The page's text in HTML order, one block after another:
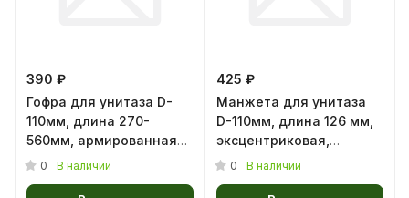
390 ₽
Гофра для унитаза D-
110мм, длина 270-
560мм, армированная
SMS1003В 04885 (1/16)
0 В наличии
425 ₽
Манжета для унитаза
D-110мм, длина 126 мм,
эксцентриковая,
смещение 40мм АНИ
0 В наличии